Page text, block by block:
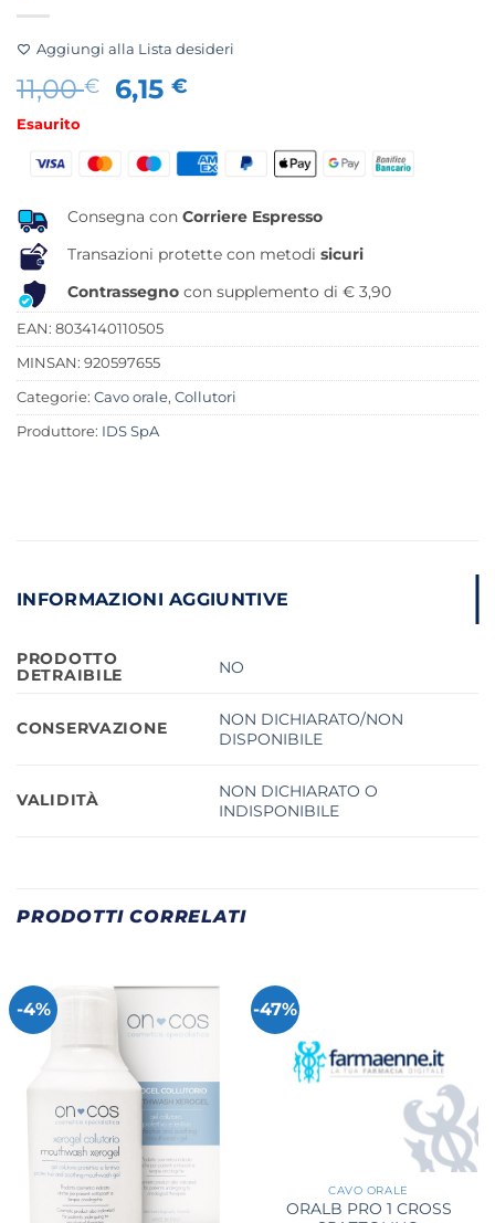
Aggiungi alla Lista desideri
11,00€
Il
era:
6,15€
attuale
è:
Esaurito
Consegna con Corriere Espresso
Transazioni protette con metodi sicuri
Contrassegno con supplemento di € 3,90
EAN: 8034140110505
MINSAN: 920597655
Categorie: Cavo orale, Collutori
Produttore: IDS SpA
INFORMAZIONI AGGIUNTIVE
PRODOTTO
DETRAIBILE
NO
CONSERVAZIONE
NON DICHIARATO/NON
DISPONIBILE
VALIDITÀ
NON DICHIARATO O
INDISPONIBILE
PRODOTTI CORRELATI
-4% -47%
CAVO ORALE
ORALB PRO 1 CROSS